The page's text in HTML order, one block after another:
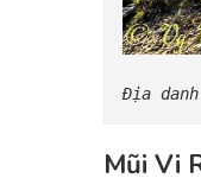
Địa
Mũi Vi